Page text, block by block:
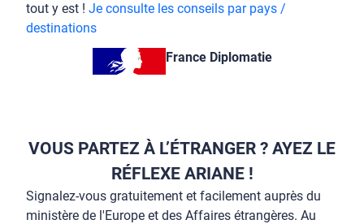
tout y est ! Je consulte les conseils par pays /
destinations
France Diplomatie
VOUS PARTEZ À L’ÉTRANGER ? AYEZ LE
RÉFLEXE ARIANE !
Signalez-vous gratuitement et facilement auprès du
ministère de l'Europe et des Affaires étrangères. Au